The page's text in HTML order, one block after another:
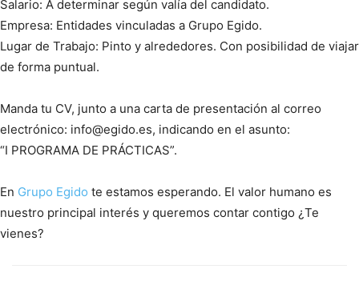
Salario: A determinar según valía del candidato.
Empresa: Entidades vinculadas a Grupo Egido.
Lugar de Trabajo: Pinto y alrededores. Con posibilidad de viajar
de forma puntual.
Manda tu CV, junto a una carta de presentación al correo
electrónico: info@egido.es, indicando en el asunto:
“I PROGRAMA DE PRÁCTICAS”.
En Grupo Egido te estamos esperando. El valor humano es
nuestro principal interés y queremos contar contigo ¿Te
vienes?